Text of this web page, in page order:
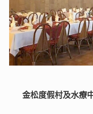
金松度假村及水療